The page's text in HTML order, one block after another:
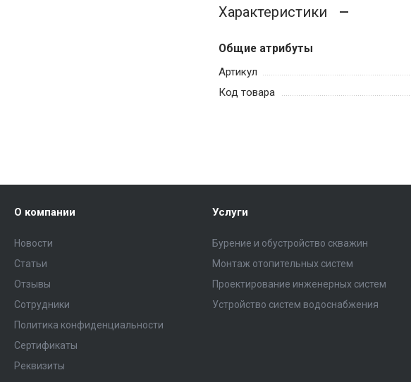
Характеристики
Общие атрибуты
Артикул
Код товара
О компании
Новости
Статьи
Отзывы
Сотрудники
Политика конфиденциальности
Сертификаты
Реквизиты
Услуги
Бурение и обустройство скважин
Монтаж отопительных систем
Проектирование инженерных систем
Устройство систем водоснабжения